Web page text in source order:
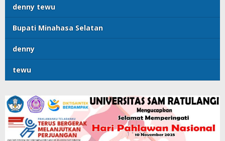
denny tewu
Bupati Minahasa Selatan
denny
tewu